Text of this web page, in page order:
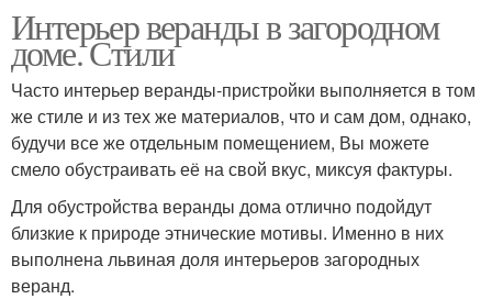
Интерьер веранды в загородном
доме. Стили
Часто интерьер веранды-пристройки выполняется в том
же стиле и из тех же материалов, что и сам дом, однако,
будучи все же отдельным помещением, Вы можете
смело обустраивать её на свой вкус, миксуя фактуры.
Для обустройства веранды дома отлично подойдут
близкие к природе этнические мотивы. Именно в них
выполнена львиная доля интерьеров загородных
веранд.